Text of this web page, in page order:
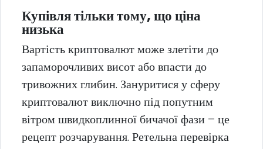
Купівля тільки тому, що ціна
низька
Вартість криптовалют може злетіти до
запаморочливих висот або впасти до
тривожних глибин. Зануритися у сферу
криптовалют виключно під попутним
вітром швидкоплинної бичачої фази – це
рецепт розчарування. Ретельна перевірка